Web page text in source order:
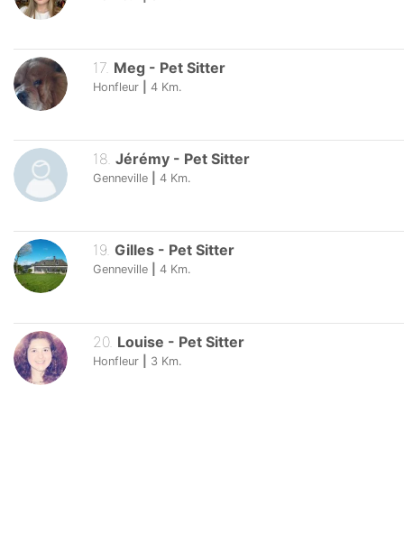
17. Meg - Pet Sitter
Honfleur 4 Km.
18. Jérémy - Pet Sitter
Genneville 4 Km.
19. Gilles - Pet Sitter
Genneville 4 Km.
20. Louise - Pet Sitter
Honfleur 3 Km.